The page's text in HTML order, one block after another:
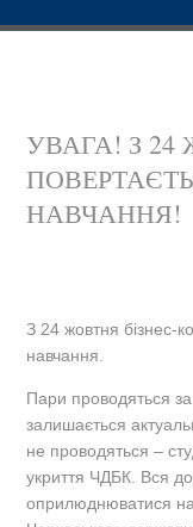
УВАГА! З
НАВЧАННЯ!
З 24 жовтня бізнес-
навчання.
Пари проводяться
залишається
не проводяться –
укриття ЧДБК. Вся
оприлюднюватися на